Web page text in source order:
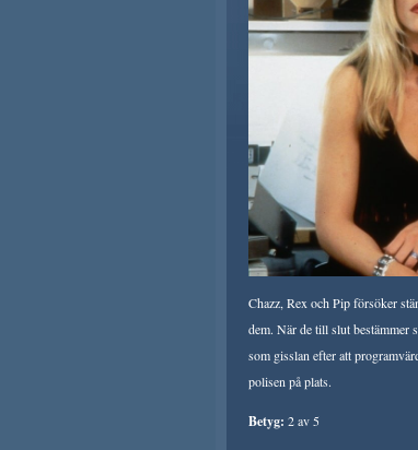
Chazz, Rex och Pip försöker
dem. När de till slut bestämmer
som gisslan efter att
polisen på plats.
Betyg: 2 av 5